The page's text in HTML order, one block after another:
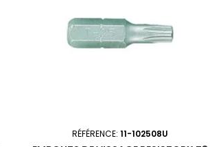
RÉFÉRENCE: 11-102508U